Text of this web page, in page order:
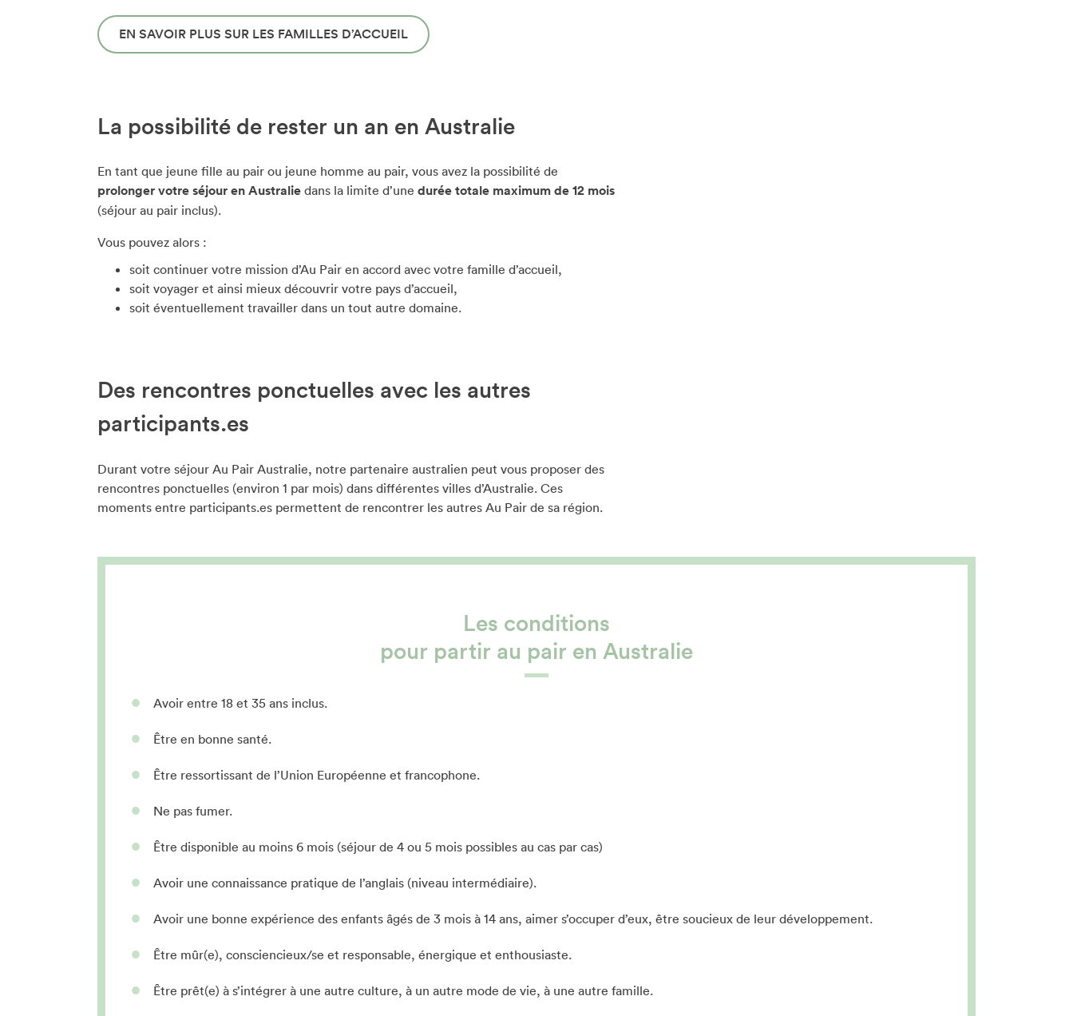
EN SAVOIR PLUS SUR LES FAMILLES D’ACCUEIL
La possibilité de rester un an en Australie
En tant que jeune fille au pair ou jeune homme au pair, vous avez la possibilité de
prolonger votre séjour en Australie dans la limite d’une durée totale maximum de 12 mois
(séjour au pair inclus).
Vous pouvez alors :
soit continuer votre mission d’Au Pair en accord avec votre famille d’accueil,
soit voyager et ainsi mieux découvrir votre pays d’accueil,
soit éventuellement travailler dans un tout autre domaine.
Des rencontres ponctuelles avec les autres
participants.es
Durant votre séjour Au Pair Australie, notre partenaire australien peut vous proposer des
rencontres ponctuelles (environ 1 par mois) dans différentes villes d’Australie. Ces
moments entre participants.es permettent de rencontrer les autres Au Pair de sa région.
Les conditions
pour partir au pair en Australie
Avoir entre 18 et 35 ans inclus.
Être en bonne santé.
Être ressortissant de l’Union Européenne et francophone.
Ne pas fumer.
Être disponible au moins 6 mois (séjour de 4 ou 5 mois possibles au cas par cas)
Avoir une connaissance pratique de l’anglais (niveau intermédiaire).
Avoir une bonne expérience des enfants âgés de 3 mois à 14 ans, aimer s’occuper d’eux, être soucieux de leur développement.
Être mûr(e), consciencieux/se et responsable, énergique et enthousiaste.
Être prêt(e) à s’intégrer à une autre culture, à un autre mode de vie, à une autre famille.